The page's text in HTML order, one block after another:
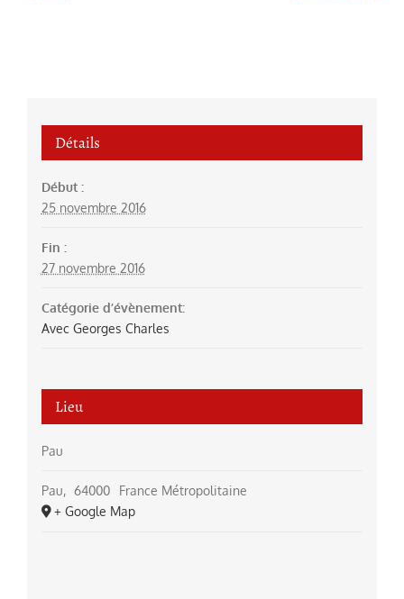
Détails
Début :
25 novembre 2016
Fin :
27 novembre 2016
Catégorie d’évènement:
Avec Georges Charles
Lieu
Pau
Pau, 64000
France Métropolitaine
+ Google Map